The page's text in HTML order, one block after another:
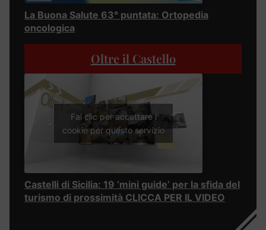
La Buona Salute 63° puntata: Ortopedia
oncologica
Oltre il Castello
Fai clic per accettare i
cookie per questo servizio
Castelli di Sicilia: 19 ‘mini guide’ per la sfida del
turismo di prossimità CLICCA PER IL VIDEO